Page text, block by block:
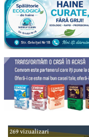
269 vizualizari